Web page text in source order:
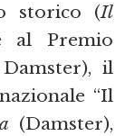
storico (Il
al Premio
il
“Il
(Damster),